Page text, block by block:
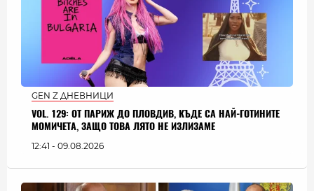
GEN Z ДНЕВНИЦИ
VOL. 129: ОТ ПАРИЖ ДО ПЛОВДИВ, КЪДЕ СА НАЙ-ГОТИНИТЕ
МОМИЧЕТА, ЗАЩО ТОВА ЛЯТО НЕ ИЗЛИЗАМЕ
12:41 - 09.08.2026